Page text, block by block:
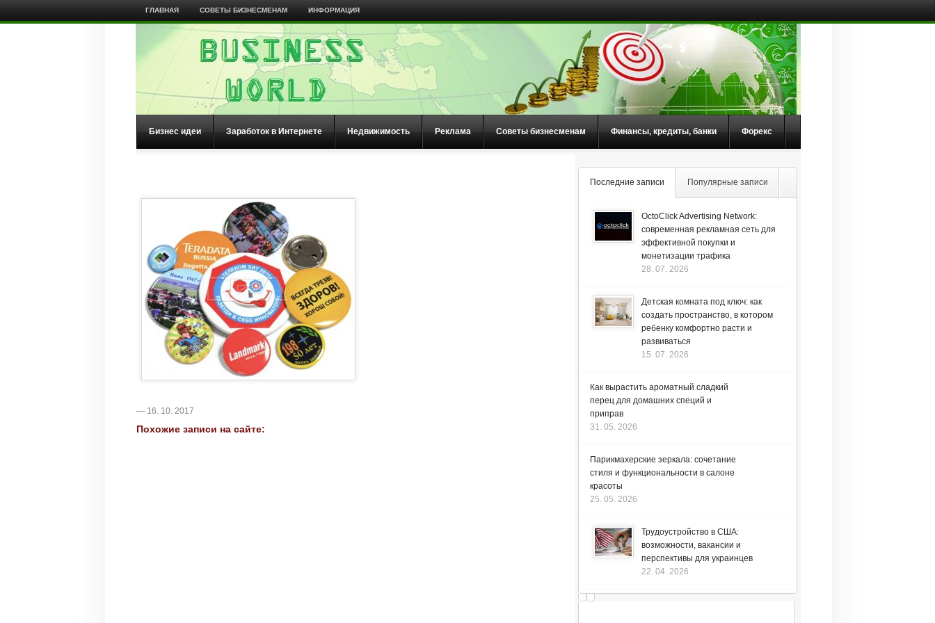
ГЛАВНАЯ СОВЕТЫ БИЗНЕСМЕНАМ ИНФОРМАЦИЯ
Бизнес идеи Заработок в Интернете Недвижимость Реклама Советы бизнесменам Финансы, кредиты, банки Форекс
— 16. 10. 2017
Похожие записи на сайте:
Последние записи Популярные записи
OctoClick Advertising Network:
современная рекламная сеть для
эффективной покупки и
монетизации трафика
28. 07. 2026
Детская комната под ключ: как
создать пространство, в котором
ребенку комфортно расти и
развиваться
15. 07. 2026
Как вырастить ароматный сладкий
перец для домашних специй и
приправ
31. 05. 2026
Парикмахерские зеркала: сочетание
стиля и функциональности в салоне
красоты
25. 05. 2026
Трудоустройство в США:
возможности, вакансии и
перспективы для украинцев
22. 04. 2026